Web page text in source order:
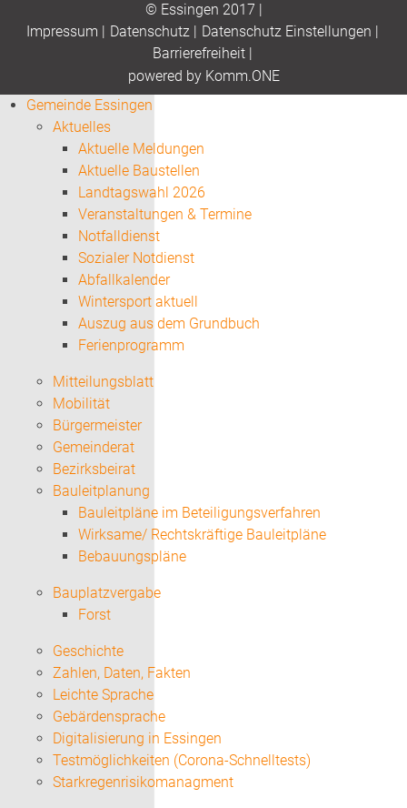
© Essingen 2017 |
Impressum | Datenschutz| Datenschutz Einstellungen |
Barrierefreiheit|
powered by Komm.ONE
Gemeinde Essingen
Aktuelles
Aktuelle Meldungen
Aktuelle Baustellen
Landtagswahl 2026
Veranstaltungen & Termine
Notfalldienst
Sozialer Notdienst
Abfallkalender
Wintersport aktuell
Auszug aus dem Grundbuch
Ferienprogramm
Mitteilungsblatt
Mobilität
Bürgermeister
Gemeinderat
Bezirksbeirat
Bauleitplanung
Bauleitpläne im Beteiligungsverfahren
Wirksame/ Rechtskräftige Bauleitpläne
Bebauungspläne
Bauplatzvergabe
Forst
Geschichte
Zahlen, Daten, Fakten
Leichte Sprache
Gebärdensprache
Digitalisierung in Essingen
Testmöglichkeiten (Corona-Schnelltests)
Starkregenrisikomanagment